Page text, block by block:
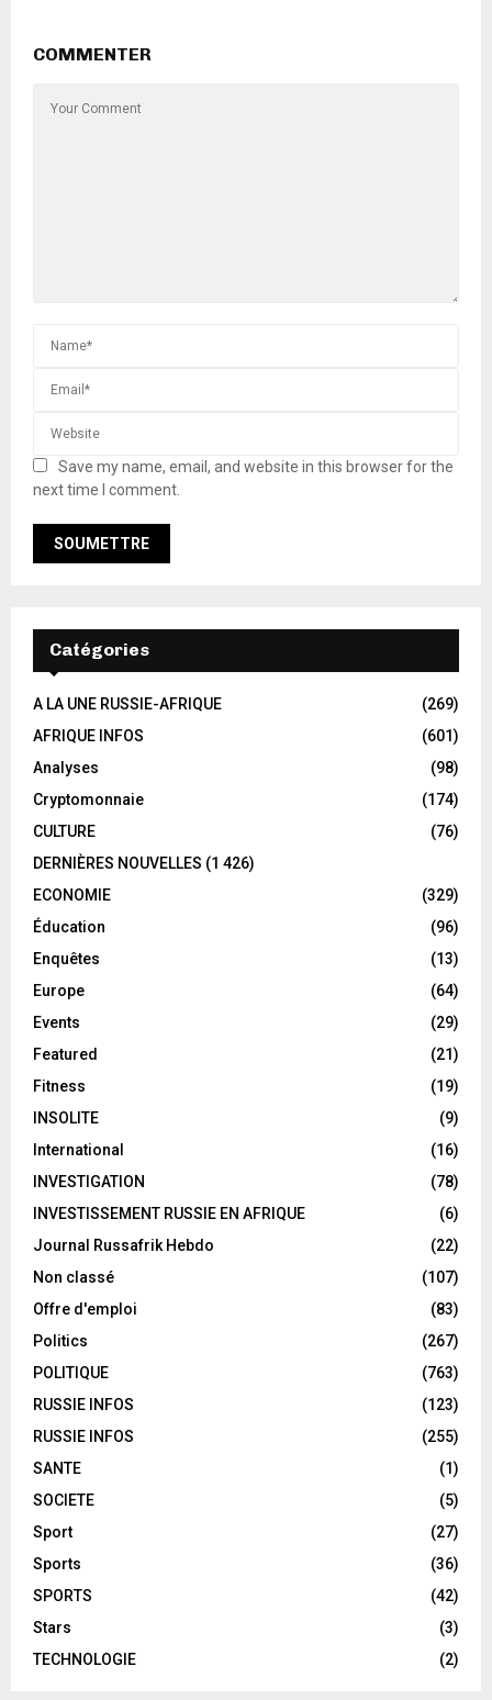
COMMENTER
Save my name, email, and website in this browser for the
next time I comment.
Catégories
A LA UNE RUSSIE-AFRIQUE
(269)
AFRIQUE INFOS
(601)
Analyses
(98)
Cryptomonnaie
(174)
CULTURE
(76)
DERNIÈRES NOUVELLES (1 426)
ECONOMIE
(329)
Éducation
(96)
Enquêtes
(13)
Europe
(64)
Events
(29)
Featured
(21)
Fitness
(19)
INSOLITE
(9)
International
(16)
INVESTIGATION
(78)
INVESTISSEMENT RUSSIE EN AFRIQUE
(6)
Journal Russafrik Hebdo
(22)
Non classé
(107)
Offre d'emploi
(83)
Politics
(267)
POLITIQUE
(763)
RUSSIE INFOS
(123)
RUSSIE INFOS
(255)
SANTE
(1)
SOCIETE
(5)
Sport
(27)
Sports
(36)
SPORTS
(42)
Stars
(3)
TECHNOLOGIE
(2)